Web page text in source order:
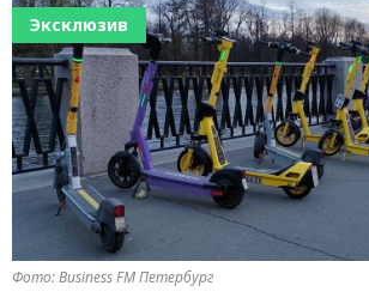
Эксклюзив
Фото: Business FM Петербург